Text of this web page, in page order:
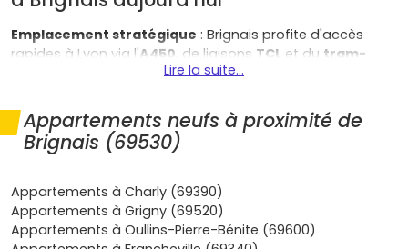
Emplacement stratégique : Brignais profite d'accès
rapides à Lyon via l'A450 , de liaisons TCL et du tram-
train de l'Ouest lyonnaisversLyon Saint-Paul
Bassin d'emploi dynamique: laplaine de Sacunyet les
zones d'activités environnantes concentrent des PME/ETI,
services. Résultat : une
demande locative
toute l'année.
Cadre de vie: bords duGaron, sentiers nature,
Lire la suite...
Appartements neufs à proximité de
Brignais (69530)
Appartements à Charly (69390)
Appartements à Grigny (69520)
Appartements à Oullins-Pierre-Bénite (69600)